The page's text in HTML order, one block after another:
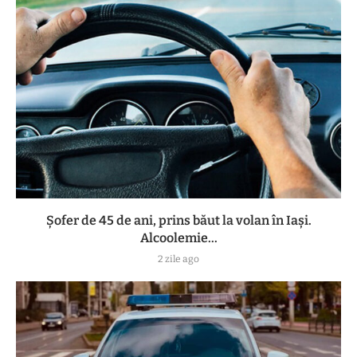
Șofer de 45 de ani, prins băut la volan în Iași.
Alcoolemie...
2 zile ago